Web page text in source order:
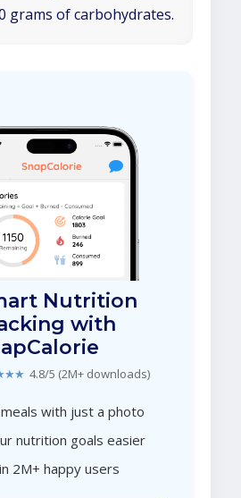
grams of carbohydrates.
Nutrition
with
4.8/5 (2M+ downloads)
with just a photo
nutrition goals easier
2M+ happy users